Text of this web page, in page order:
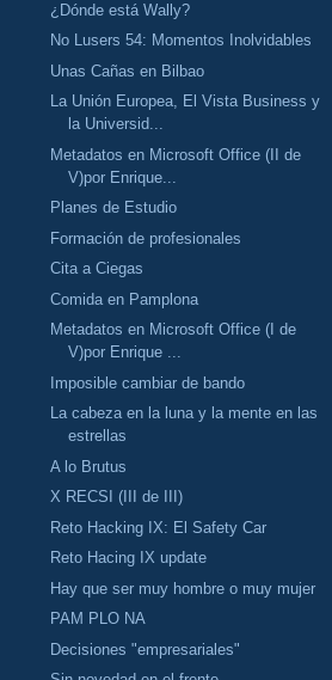
¿Dónde está Wally?
No Lusers 54: Momentos Inolvidables
Unas Cañas en Bilbao
La Unión Europea, El Vista Business y
la Universid...
Metadatos en Microsoft Office (II de
V)por Enrique...
Planes de Estudio
Formación de profesionales
Cita a Ciegas
Comida en Pamplona
Metadatos en Microsoft Office (I de
V)por Enrique ...
Imposible cambiar de bando
La cabeza en la luna y la mente en las
estrellas
A lo Brutus
X RECSI (III de III)
Reto Hacking IX: El Safety Car
Reto Hacing IX update
Hay que ser muy hombre o muy mujer
PAM PLO NA
Decisiones "empresariales"